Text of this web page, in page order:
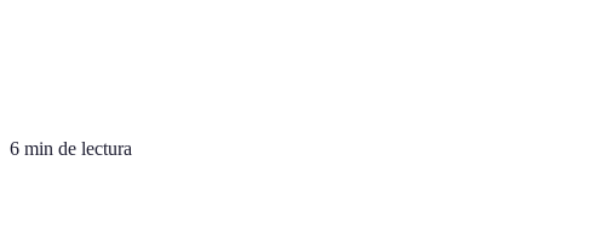
6 min de lectura